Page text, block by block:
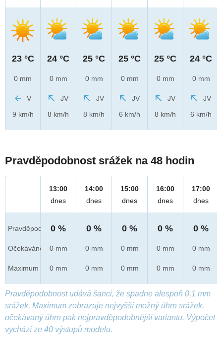
23 °C
0 mm
V
9 km/h
24 °C
0 mm
JV
8 km/h
25 °C
0 mm
JV
8 km/h
25 °C
0 mm
JV
6 km/h
25 °C
0 mm
JV
8 km/h
24 °C
0 mm
JV
6 km/h
Pravděpodobnost srážek na 48 hodin
Pravděpod.
Očekáváno
Maximum
13:00
dnes
0 %
0 mm
0 mm
14:00
dnes
0 %
0 mm
0 mm
15:00
dnes
0 %
0 mm
0 mm
16:00
dnes
0 %
0 mm
0 mm
17:00
dnes
0 %
0 mm
0 mm
Pravděpodobnost udává šanci, že spadne alespoň 0,1 mm
srážek. Maximum zobrazuje nejvyšší možný úhrn srážek,
očekávaný úhrn pak nejpravděpodobnější variantu. Výpočet
vychází ze 40 výstupů modelu.